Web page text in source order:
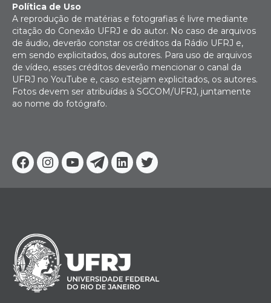
Facebook
Instagram
YoutubeTelegram
Linkedin
Twitter
Política de Uso
A reprodução de matérias e fotografias é livre mediante
citação do Conexão UFRJ e do autor. No caso de arquivos
de áudio, deverão constar os créditos da Rádio UFRJ e,
em sendo explicitados, dos autores. Para uso de arquivos
de vídeo, esses créditos deverão mencionar o canal da
UFRJ no YouTube e, caso estejam explicitados, os autores.
Fotos devem ser atribuídas à SGCOM/UFRJ, juntamente
ao nome do fotógrafo.